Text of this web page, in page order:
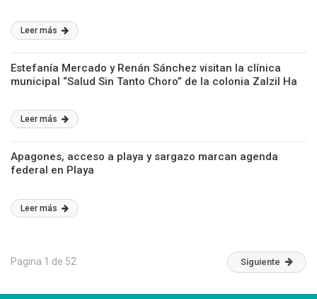
Leer más
Estefanía Mercado y Renán Sánchez visitan la clínica
municipal “Salud Sin Tanto Choro” de la colonia Zalzil Ha
Leer más
Apagones, acceso a playa y sargazo marcan agenda
federal en Playa
Leer más
Pagina 1 de 52 Siguiente